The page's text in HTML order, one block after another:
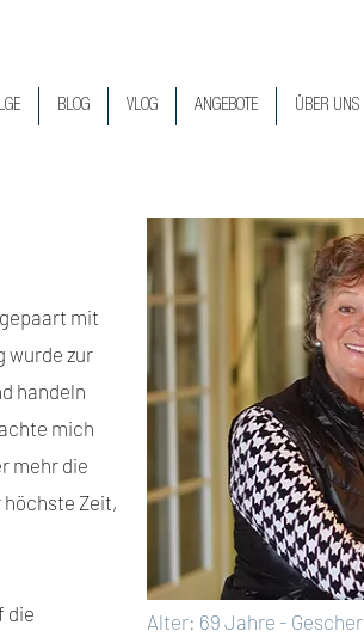
BLOG VLOG ANGEBOTE ÜBER UNS
mit
wurde zur
handeln
mich
mehr die
höchste Zeit,
die
Alter: 69 Jahre - Gescher